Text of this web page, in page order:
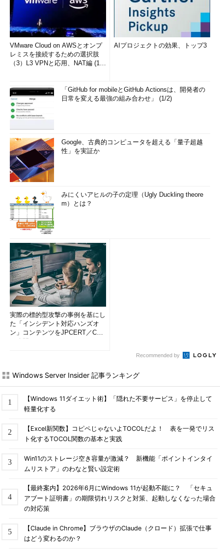
VMware Cloud on AWSとオンプ
レミスを接続するための選択肢
（3）L3 VPNと応用、NAT編 (1/
AIプロジェクトの効果、トップ3
「GitHub for mobileとGitHub Actionsは、開発者の
日常を変える最強の組み合わせ」 (1/2)
Google、古典的コンピュータを超える「量子超越
性」を実証か
みにくいアヒルの子の定理（Ugly Duckling theore
m）とは？
実際の標的型攻撃の事例を基にし
た「インシデント対応ハンズオ
ン」コンテンツをJPCERT／CC
Recommended by
Windows Server Insider 記事ランキング
【Windows 11ダイエット術】「隠れた不要サービス」を停止して
軽量化する
【Excel新関数】コピペじゃないよTOCOLだよ！ 表を一発でリス
ト化するTOCOL関数の基本と実践
Win11のストレージ空き容量が激減？ 新機能「ポイントインタイ
ムリストア」のわなと賢い設定術
【最終案内】2026年6月にWindows 11が起動不能に？ 「セキュ
アブート証明書」の期限切れリスクと対策、起動しなくなった場合
の対応策
【Claude in Chrome】ブラウザのClaude（クロード）拡張で仕事
はどう変わるのか？